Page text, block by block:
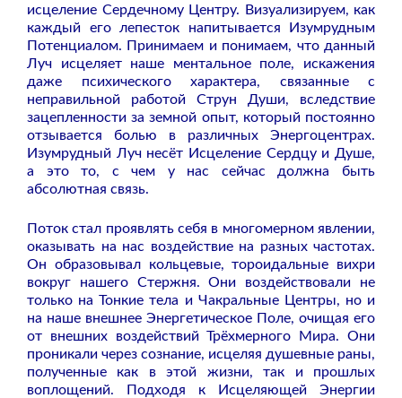
исцеление Сердечному Центру. Визуализируем, как
каждый его лепесток напитывается Изумрудным
Потенциалом. Принимаем и понимаем, что данный
Луч исцеляет наше ментальное поле, искажения
даже психического характера, связанные с
неправильной работой Струн Души, вследствие
зацепленности за земной опыт, который постоянно
отзывается болью в различных Энергоцентрах.
Изумрудный Луч несёт Исцеление Сердцу и Душе,
а это то, с чем у нас сейчас должна быть
абсолютная связь.
Поток стал проявлять себя в многомерном явлении,
оказывать на нас воздействие на разных частотах.
Он образовывал кольцевые, тороидальные вихри
вокруг нашего Стержня. Они воздействовали не
только на Тонкие тела и Чакральные Центры, но и
на наше внешнее Энергетическое Поле, очищая его
от внешних воздействий Трёхмерного Мира. Они
проникали через сознание, исцеляя душевные раны,
полученные как в этой жизни, так и прошлых
воплощений. Подходя к Исцеляющей Энергии